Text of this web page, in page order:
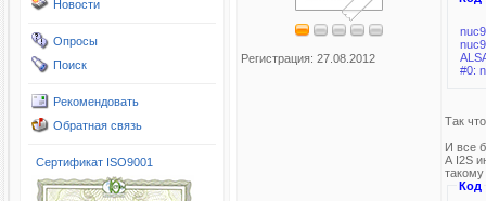
Новости
Опросы
Поиск
Рекомендовать
Обратная связь
Сертификат ISO9001
Регистрация: 27.08.2012
#0:
Так
И все
А I2S
такому
Код